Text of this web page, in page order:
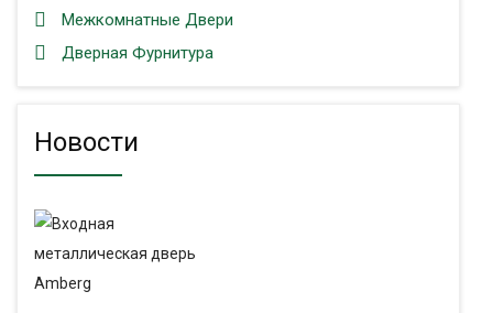
Межкомнатные Двери
Дверная Фурнитура
Новости